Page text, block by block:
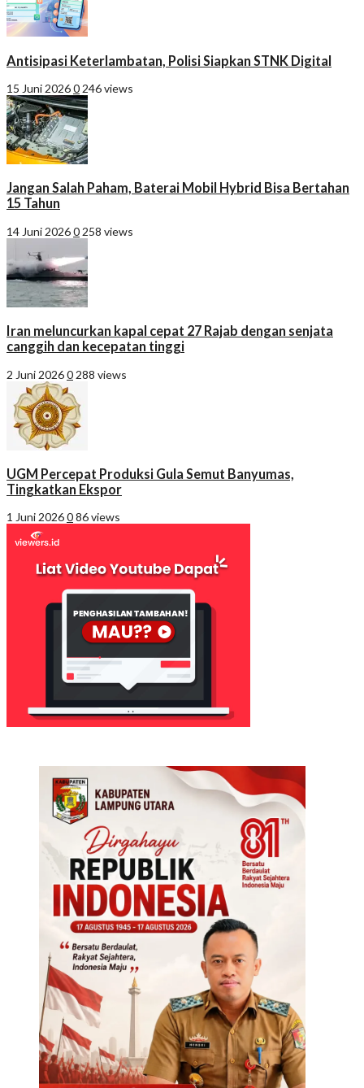
Antisipasi Keterlambatan, Polisi Siapkan STNK Digital
15 Juni 20260 246 views
Jangan Salah Paham, Baterai Mobil Hybrid Bisa Bertahan
15 Tahun
14 Juni 20260 258 views
Iran meluncurkan kapal cepat 27 Rajab dengan senjata
canggih dan kecepatan tinggi
2 Juni 20260 288 views
UGM Percepat Produksi Gula Semut Banyumas,
Tingkatkan Ekspor
1 Juni 2026086 views